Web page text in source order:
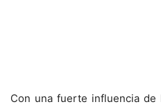
Con una fuerte influencia